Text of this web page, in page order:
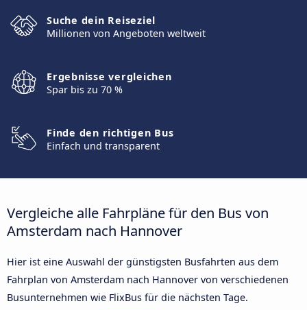
Suche dein Reiseziel
Millionen von Angeboten weltweit
Ergebnisse vergleichen
Spar bis zu 70 %
Finde den richtigen Bus
Einfach und transparent
Vergleiche alle Fahrpläne für den Bus von
Amsterdam nach Hannover
Hier ist eine Auswahl der günstigsten Busfahrten aus dem
Fahrplan von Amsterdam nach Hannover von verschiedenen
Busunternehmen wie FlixBus für die nächsten Tage.